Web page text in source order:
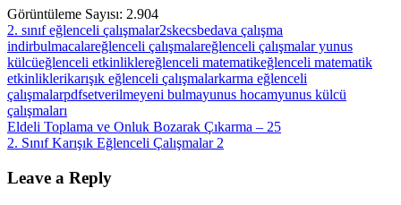
Görüntüleme Sayısı: 2.904
2. sınıf eğlenceli çalışmalar2skecsbedava çalışma
indirbulmacalareğlenceli çalışmalareğlenceli çalışmalar yunus
külcüeğlenceli etkinliklereğlenceli matematikeğlenceli matematik
etkinliklerikarışık eğlenceli çalışmalarkarma eğlenceli
çalışmalarpdfsetverilmeyeni bulmayunus hocamyunus külcü
çalışmaları
Yazı
gezinmesi
Previous
Post:
Eldeli Toplama ve Onluk Bozarak Çıkarma – 25
Next
2. Sınıf Karışık Eğlenceli Çalışmalar 2
Leave a Reply